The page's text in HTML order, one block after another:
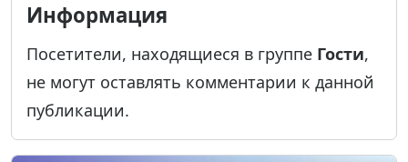
Информация
Посетители, находящиеся в группе Гости,
не могут оставлять комментарии к данной
публикации.